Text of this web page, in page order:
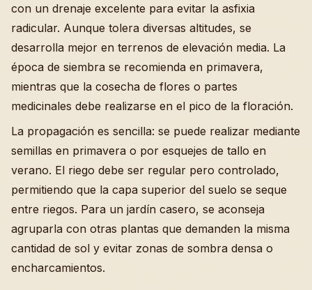
con un drenaje excelente para evitar la asfixia
radicular. Aunque tolera diversas altitudes, se
desarrolla mejor en terrenos de elevación media. La
época de siembra se recomienda en primavera,
mientras que la cosecha de flores o partes
medicinales debe realizarse en el pico de la floración.
La propagación es sencilla: se puede realizar mediante
semillas en primavera o por esquejes de tallo en
verano. El riego debe ser regular pero controlado,
permitiendo que la capa superior del suelo se seque
entre riegos. Para un jardín casero, se aconseja
agruparla con otras plantas que demanden la misma
cantidad de sol y evitar zonas de sombra densa o
encharcamientos.